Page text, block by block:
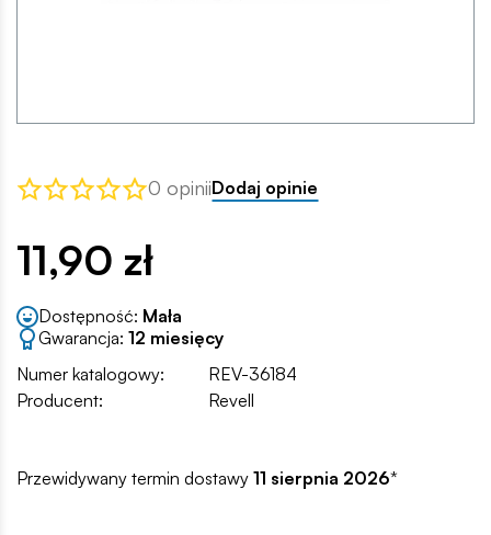
0 opiniiDodaj opinie
11,90 zł
Dostępność: Mała
Gwarancja: 12 miesięcy
Numer katalogowy:
REV-36184
Producent:
Revell
Przewidywany termin dostawy 11 sierpnia 2026*